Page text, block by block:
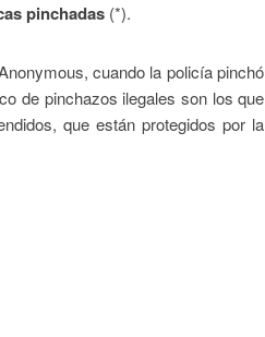
pinchadas (*).
cuando la policía pinchó
de pinchazos ilegales son los que
que están protegidos por la